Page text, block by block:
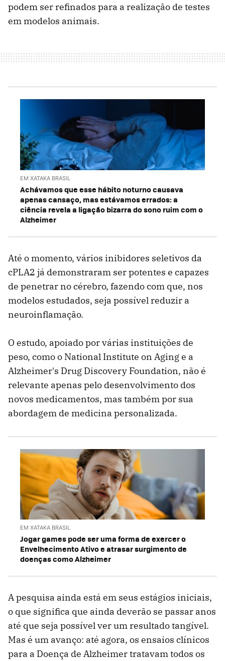
podem ser refinados para a realização de testes
em modelos animais.
EM XATAKA BRASIL
Achávamos que esse hábito noturno causava
apenas cansaço, mas estávamos errados: a
ciência revela a ligação bizarra do sono ruim com o
Alzheimer
Até o momento, vários inibidores seletivos da
cPLA2 já demonstraram ser potentes e capazes
de penetrar no cérebro, fazendo com que, nos
modelos estudados, seja possível reduzir a
neuroinflamação.
O estudo, apoiado por várias instituições de
peso, como o National Institute on Aging e a
Alzheimer's Drug Discovery Foundation, não é
relevante apenas pelo desenvolvimento dos
novos medicamentos, mas também por sua
abordagem de medicina personalizada.
EM XATAKA BRASIL
Jogar games pode ser uma forma de exercer o
Envelhecimento Ativo e atrasar surgimento de
doenças como Alzheimer
A pesquisa ainda está em seus estágios iniciais,
o que significa que ainda deverão se passar anos
até que seja possível ver um resultado tangível.
Mas é um avanço: até agora, os ensaios clínicos
para a Doença de Alzheimer tratavam todos os